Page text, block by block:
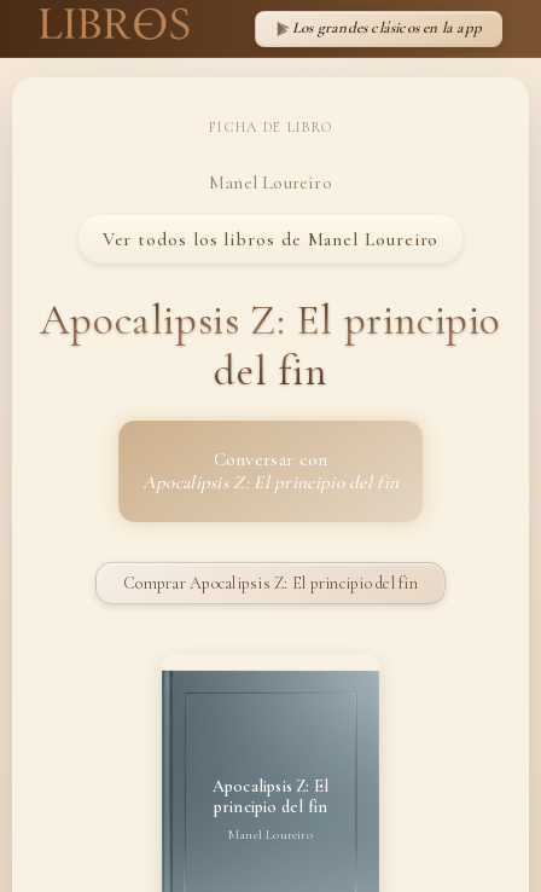
Los grandes clásicos en la app
FICHA DE LIBRO
Manel Loureiro
Ver todos los libros de Manel Loureiro
Apocalipsis Z: El principio
del fin
Conversar con
Apocalipsis Z: El principio del fin
Comprar Apocalipsis Z: El principio del fin
Apocalipsis Z: El
principio del fin
Manel Loureiro